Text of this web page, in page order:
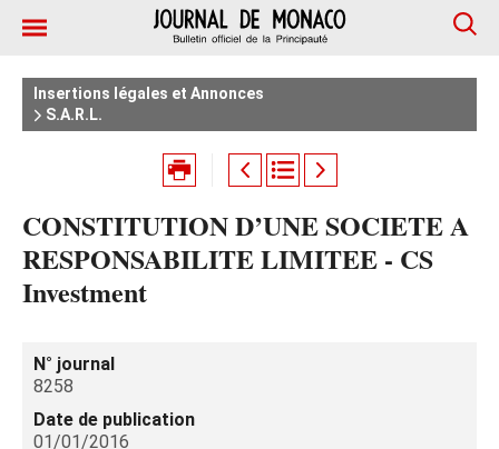
Insertions légales et Annonces
S.A.R.L.
CONSTITUTION D’UNE SOCIETE A
RESPONSABILITE LIMITEE - CS
Investment
N° journal
8258
Date de publication
01/01/2016